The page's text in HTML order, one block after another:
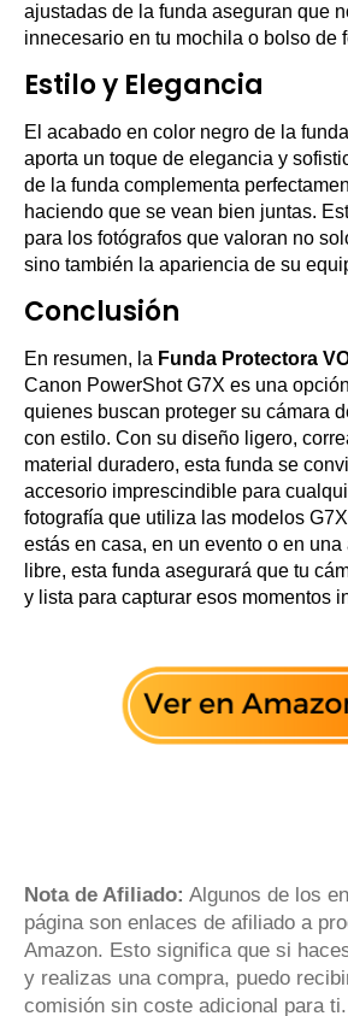
ajustadas de la funda aseguran que
innecesario en tu mochila o bolso de
Estilo y Elegancia
El acabado en color negro de la
aporta un toque de elegancia y
de la funda complementa
haciendo que se vean bien juntas.
para los fotógrafos que valoran no
sino también la apariencia de su
Conclusión
En resumen, la Funda Protectora
Canon PowerShot G7X es una
quienes buscan proteger su cámara
con estilo. Con su diseño ligero,
material duradero, esta funda se
accesorio imprescindible para
fotografía que utiliza las modelos
estás en casa, en un evento o en
libre, esta funda asegurará que tu
y lista para capturar esos momentos
Nota de Afiliado: Algunos de los
página son enlaces de afiliado a
Amazon. Esto significa que si
y realizas una compra, puedo
comisión sin coste adicional para